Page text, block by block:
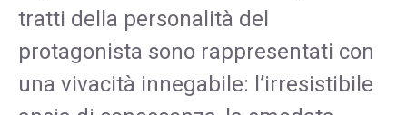
tratti della personalità del
protagonista sono rappresentati con
una vivacità innegabile: l’irresistibile